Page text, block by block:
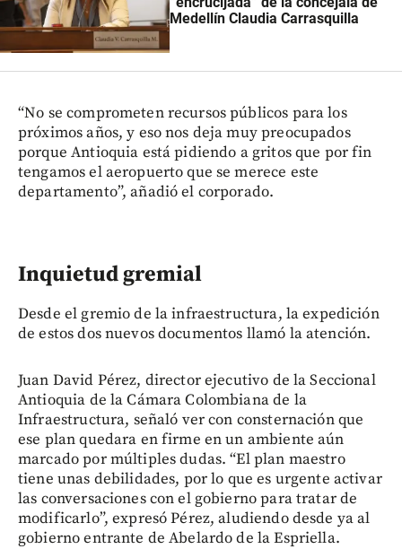
Medellín Claudia Carrasquilla
“No se comprometen recursos públicos para los
próximos años, y eso nos deja muy preocupados
porque Antioquia está pidiendo a gritos que por fin
tengamos el aeropuerto que se merece este
departamento”, añadió el corporado.
Inquietud gremial
Desde el gremio de la infraestructura, la expedición
de estos dos nuevos documentos llamó la atención.
Juan David Pérez, director ejecutivo de la Seccional
Antioquia de la Cámara Colombiana de la
Infraestructura, señaló ver con consternación que
ese plan quedara en firme en un ambiente aún
marcado por múltiples dudas. “El plan maestro
tiene unas debilidades, por lo que es urgente activar
las conversaciones con el gobierno para tratar de
modificarlo”, expresó Pérez, aludiendo desde ya al
gobierno entrante de Abelardo de la Espriella.